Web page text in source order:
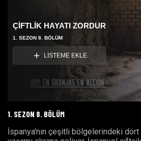
ÇİFTLİK HAYATI ZORDUR
1. SEZON 8. BÖLÜM
LİSTEME EKLE
1. SEZON 8. BÖLÜM
İspanya'nın çeşitli bölgelerindeki